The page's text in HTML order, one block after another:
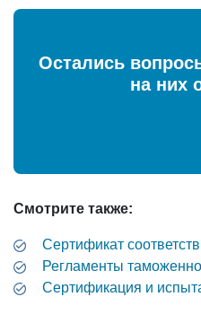
Остались
на них
Смотрите также:
Cертификат
Регламенты
Сертификация и